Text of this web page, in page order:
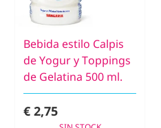
Bebida estilo Calpis
de Yogur y Toppings
de Gelatina 500 ml.
€ 2,75